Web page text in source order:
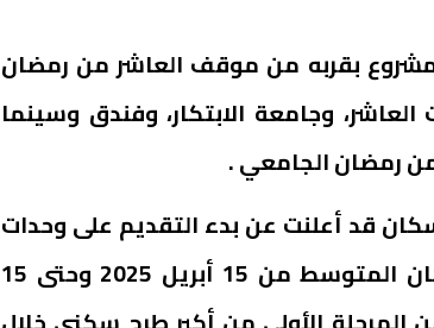
بقربه من موقف العاشر من رمضان
العاشر، وجامعة الابتكار، وفندق وسينما
رمضان الجامعي .
قد أعلنت عن بدء التقديم على وحدات
سكنية بمشروع ديارنا للإسكان المتوسط من 15 أبريل 2025 وحتى 15